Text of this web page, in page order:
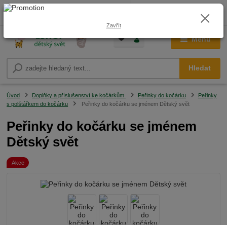
Menu
Hledat
+420 604 278 943 0,00 Kč
Úvod Doplňky a příslušenství ke kočárkům Peřinky do kočárku
Peřinky
s polštářkem do kočárku
Peřinky do kočárku se jménem Dětský svět
Peřinky do kočárku se jménem
Dětský svět
Akce
Zavřít